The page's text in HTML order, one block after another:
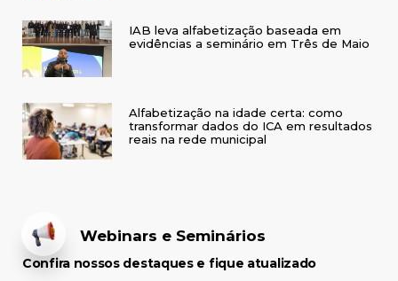
IAB leva alfabetização baseada em
evidências a seminário em Três de Maio
Alfabetização na idade certa: como
transformar dados do ICA em resultados
reais na rede municipal
Webinars e Seminários
Confira nossos destaques e fique atualizado